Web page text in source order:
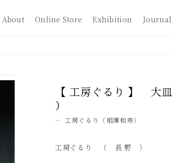
About Online Store Exhibition Journal
【 工房ぐるり 】 大
）
工房ぐるり（相澤和寿）
工房ぐるり （ 長 野 ）